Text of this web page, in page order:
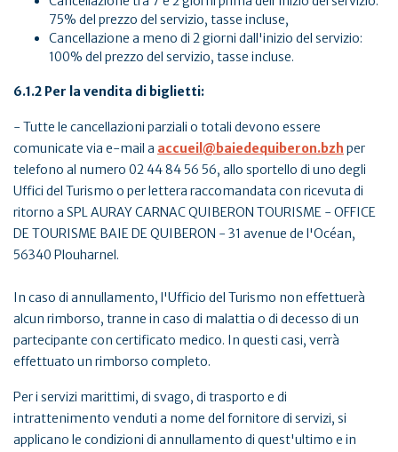
75% del prezzo del servizio, tasse incluse,
Cancellazione a meno di 2 giorni dall'inizio del servizio:
100% del prezzo del servizio, tasse incluse.
6.1.2 Per la vendita di biglietti:
- Tutte le cancellazioni parziali o totali devono essere
comunicate via e-mail a accueil@baiedequiberon.bzh per
telefono al numero 02 44 84 56 56, allo sportello di uno degli
Uffici del Turismo o per lettera raccomandata con ricevuta di
ritorno a SPL AURAY CARNAC QUIBERON TOURISME - OFFICE
DE TOURISME BAIE DE QUIBERON - 31 avenue de l'Océan,
56340 Plouharnel.
In caso di annullamento, l'Ufficio del Turismo non effettuerà
alcun rimborso, tranne in caso di malattia o di decesso di un
partecipante con certificato medico. In questi casi, verrà
effettuato un rimborso completo.
Per i servizi marittimi, di svago, di trasporto e di
intrattenimento venduti a nome del fornitore di servizi, si
applicano le condizioni di annullamento di quest'ultimo e in